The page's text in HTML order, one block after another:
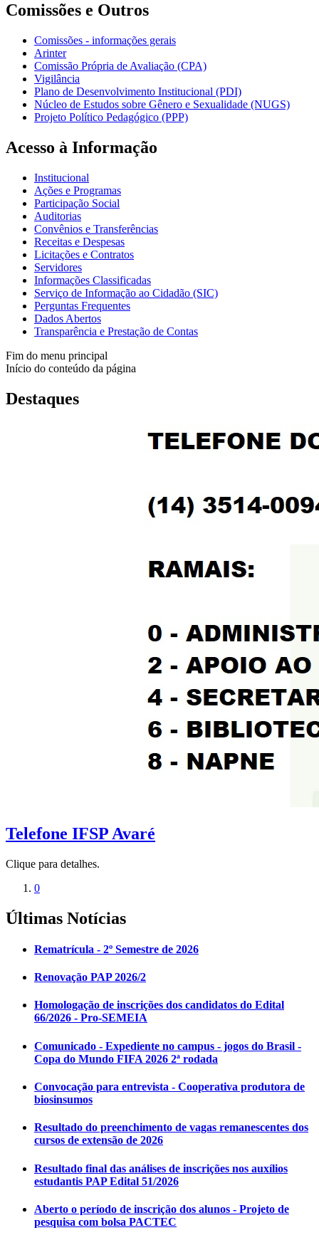
Comissões e Outros
Comissões - informações gerais
Arinter
Comissão Própria de Avaliação (CPA)
Vigilância
Plano de Desenvolvimento Institucional (PDI)
Núcleo de Estudos sobre Gênero e Sexualidade (NUGS)
Projeto Político Pedagógico (PPP)
Acesso à Informação
Institucional
Ações e Programas
Participação Social
Auditorias
Convênios e Transferências
Receitas e Despesas
Licitações e Contratos
Servidores
Informações Classificadas
Serviço de Informação ao Cidadão (SIC)
Perguntas Frequentes
Dados Abertos
Transparência e Prestação de Contas
Fim do menu principal
Início do conteúdo da página
Destaques
Telefone IFSP Avaré
Clique para detalhes.
0
Últimas Notícias
Rematrícula - 2º Semestre de 2026
Renovação PAP 2026/2
Homologação de inscrições dos candidatos do Edital
66/2026 - Pro-SEMEIA
Comunicado - Expediente no campus - jogos do Brasil -
Copa do Mundo FIFA 2026 2ª rodada
Convocação para entrevista - Cooperativa produtora de
biosinsumos
Resultado do preenchimento de vagas remanescentes dos
cursos de extensão de 2026
Resultado final das análises de inscrições nos auxílios
estudantis PAP Edital 51/2026
Aberto o período de inscrição dos alunos - Projeto de
pesquisa com bolsa PACTEC